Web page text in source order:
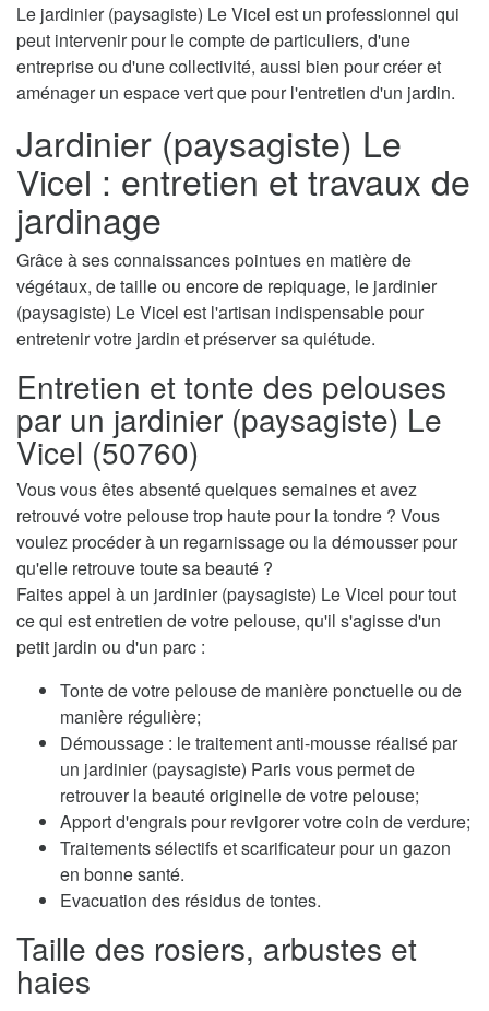
Le jardinier (paysagiste) Le Vicel est un professionnel qui
peut intervenir pour le compte de particuliers, d'une
entreprise ou d'une collectivité, aussi bien pour créer et
aménager un espace vert que pour l'entretien d'un jardin.
Jardinier (paysagiste) Le
Vicel : entretien et travaux de
jardinage
Grâce à ses connaissances pointues en matière de
végétaux, de taille ou encore de repiquage, le jardinier
(paysagiste) Le Vicel est l'artisan indispensable pour
entretenir votre jardin et préserver sa quiétude.
Entretien et tonte des pelouses
par un jardinier (paysagiste) Le
Vicel (50760)
Vous vous êtes absenté quelques semaines et avez
retrouvé votre pelouse trop haute pour la tondre ? Vous
voulez procéder à un regarnissage ou la démousser pour
qu'elle retrouve toute sa beauté ?
Faites appel à un jardinier (paysagiste) Le Vicel pour tout
ce qui est entretien de votre pelouse, qu'il s'agisse d'un
petit jardin ou d'un parc :
Tonte de votre pelouse de manière ponctuelle ou de
manière régulière;
Démoussage : le traitement anti-mousse réalisé par
un jardinier (paysagiste) Paris vous permet de
retrouver la beauté originelle de votre pelouse;
Apport d'engrais pour revigorer votre coin de verdure;
Traitements sélectifs et scarificateur pour un gazon
en bonne santé.
Evacuation des résidus de tontes.
Taille des rosiers, arbustes et
haies